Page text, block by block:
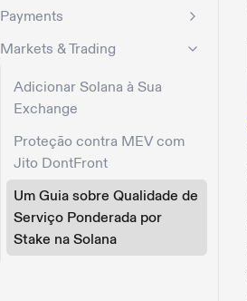
Payments
Markets & Trading
Adicionar Solana à Sua
Exchange
Proteção contra MEV com
Jito DontFront
Um Guia sobre Qualidade de
Serviço Ponderada por
Stake na Solana